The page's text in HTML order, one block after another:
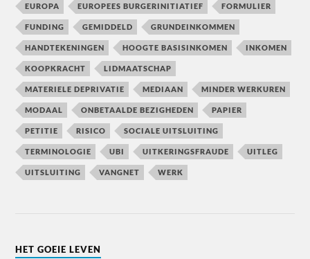
EUROPA EUROPEES BURGERINITIATIEF FORMULIER
FUNDING GEMIDDELD GRUNDEINKOMMEN
HANDTEKENINGEN HOOGTE BASISINKOMEN INKOMEN
KOOPKRACHT LIDMAATSCHAP
MATERIELE DEPRIVATIE MEDIAAN MINDER WERKUREN
MODAAL ONBETAALDE BEZIGHEDEN PAPIER
PETITIE RISICO SOCIALE UITSLUITING
TERMINOLOGIE UBI UITKERINGSFRAUDE UITLEG
UITSLUITING VANGNET WERK
HET GOEIE LEVEN